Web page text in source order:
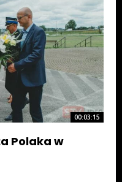
00:03:15
Polaka w